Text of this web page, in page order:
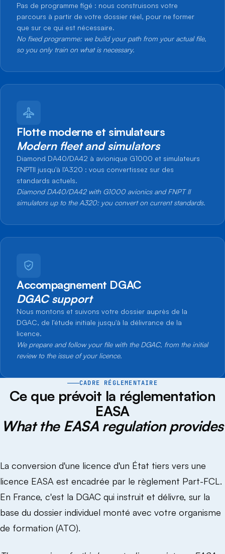
Pas de programme figé : nous construisons votre
parcours à partir de votre dossier réel, pour ne former
que sur ce qui est nécessaire.
No fixed programme: we build your path from your actual file,
so you only train on what is necessary.
Flotte moderne et simulateurs
Modern fleet and simulators
Diamond DA40/DA42 à avionique G1000 et simulateurs
FNPTII jusqu'à l'A320 : vous convertissez sur des
standards actuels.
Diamond DA40/DA42 with G1000 avionics and FNPT II
simulators up to the A320: you convert on current standards.
Accompagnement DGAC
DGAC support
Nous montons et suivons votre dossier auprès de la
DGAC, de l'étude initiale jusqu'à la délivrance de la
licence.
We prepare and follow your file with the DGAC, from the initial
review to the issue of your licence.
CADRE RÉGLEMENTAIRE
Ce que prévoit la réglementation
EASA
What the EASA regulation provides
La conversion d'une licence d'un État tiers vers une
licence EASA est encadrée par le règlement Part-FCL.
En France, c'est la DGAC qui instruit et délivre, sur la
base du dossier individuel monté avec votre organisme
de formation (ATO).